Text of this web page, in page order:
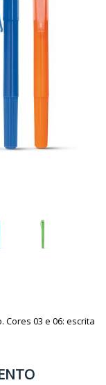
Cores 03 e 06: escrita